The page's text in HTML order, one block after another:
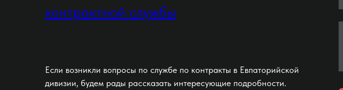
контрактной службы
Если возникли вопросы по службе по контракты в Евпаторийской
дивизии, будем рады рассказать интересующие подробности.